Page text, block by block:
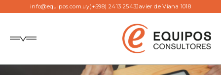
info@equipos.com.uy(+598) 2413 2543Javier de Viana 1018